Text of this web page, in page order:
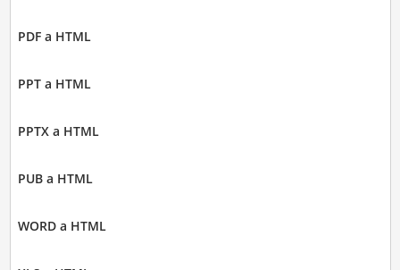
PDF a HTML
PPT a HTML
PPTX a HTML
PUB a HTML
WORD a HTML